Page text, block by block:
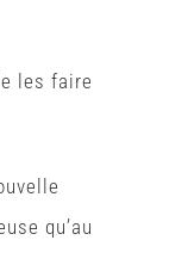
les faire
qu’au